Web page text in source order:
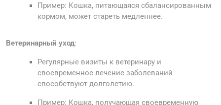
Пример: Кошка, питающаяся сбалансированным
кормом, может стареть медленнее.
Ветеринарный уход:
Регулярные визиты к ветеринару и
своевременное лечение заболеваний
способствуют долголетию.
Пример: Кошка, получающая своевременную